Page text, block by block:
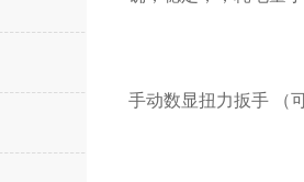
手动数显扭力扳手 （